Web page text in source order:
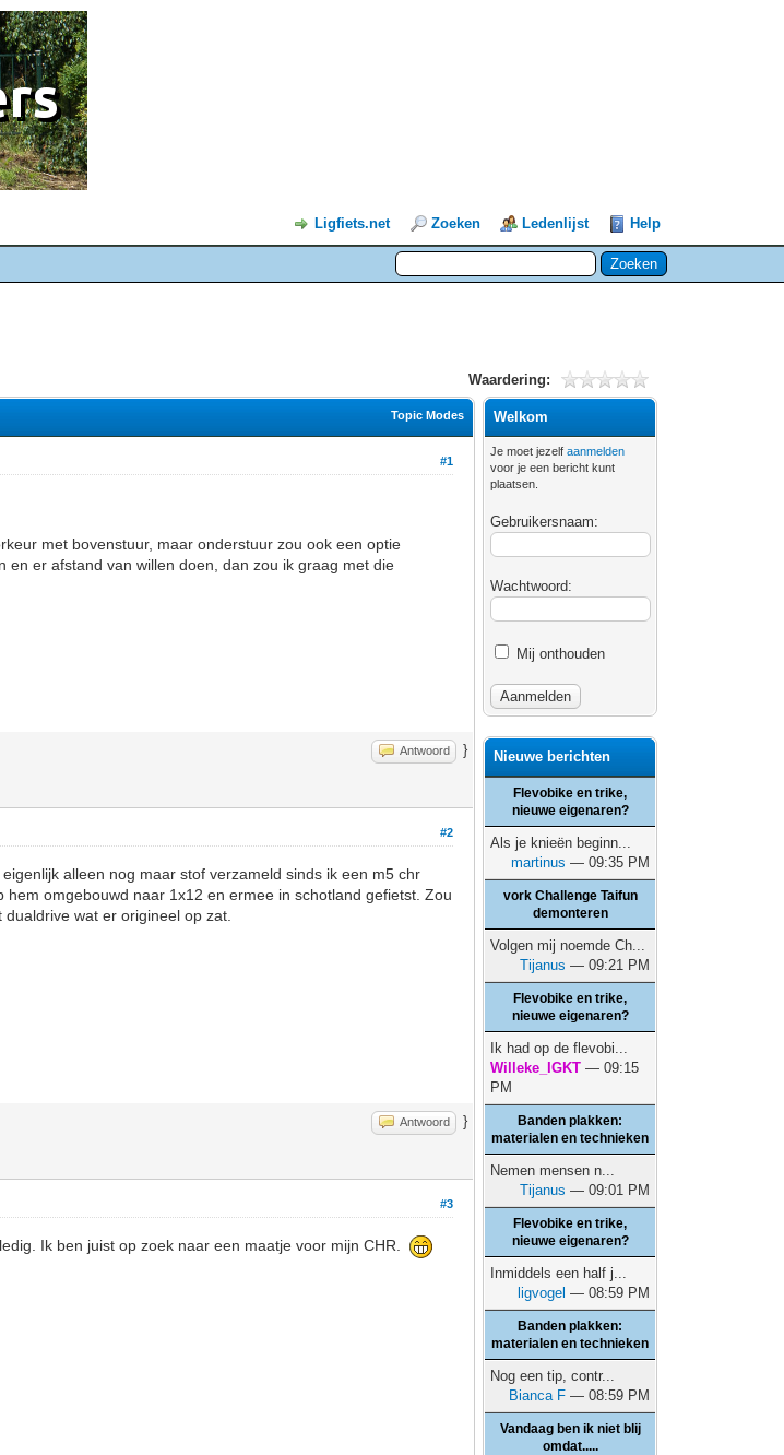
Ligfiets.net Zoeken Ledenlijst Help
Waardering:
Topic Modes
#1
met bovenstuur, maar onderstuur zou ook een optie
er afstand van willen doen, dan zou ik graag met die
Antwoord }
#2
alleen nog maar stof verzameld sinds ik een m5 chr
omgebouwd naar 1x12 en ermee in schotland gefietst. Zou
wat er origineel op zat.
Antwoord }
#3
Ik ben juist op zoek naar een maatje voor mijn CHR.
Welkom
Je moet jezelfaanmelden
voor je een bericht kunt
plaatsen.
Gebruikersnaam:
Wachtwoord:
Mij onthouden
Nieuwe berichten
Flevobike en trike,
nieuwe eigenaren?
Als je knieën beginn...
martinus — 09:35 PM
vork Challenge Taifun
demonteren
Volgen mij noemde Ch...
Tijanus — 09:21 PM
Flevobike en trike,
nieuwe eigenaren?
Ik had op de flevobi...
Willeke_IGKT — 09:15
PM
Banden plakken:
materialen en technieken
Nemen mensen n...
Tijanus — 09:01 PM
Flevobike en trike,
nieuwe eigenaren?
Inmiddels een half j...
ligvogel — 08:59 PM
Banden plakken:
materialen en technieken
Nog een tip, contr...
Bianca F — 08:59 PM
Vandaag ben ik niet blij
omdat.....